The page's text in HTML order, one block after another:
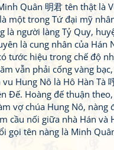
Quân 明君 tên thật là
một trong Tứ đại mỹ
là người làng Tỷ Quy,
là cung nhân của
tước hiệu trong chế độ
vẫn phải cống vàng
Hung Nô là Hô Hàn Tà
Đế. Hoàng đế thuận
vợ chúa Hung Nô,
cầu nối giữa nhà Hán
gọi tên nàng là Minh